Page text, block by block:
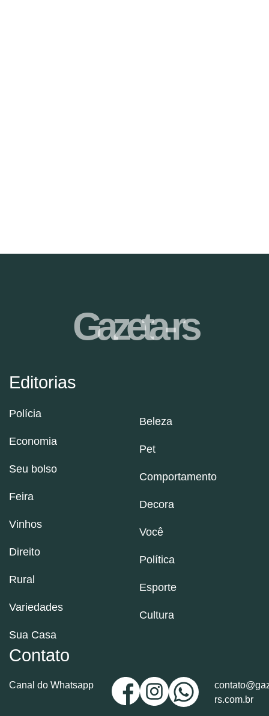
Editorias
Polícia
Economia
Seu bolso
Feira
Vinhos
Direito
Rural
Variedades
Sua Casa
Beleza
Pet
Comportamento
Decora
Você
Política
Esporte
Cultura
Contato
Canal do Whatsapp
rs.com.br
Gazeta-rs